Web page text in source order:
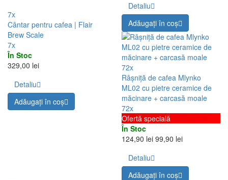
7x
Cântar pentru cafea | Flair
Brew Scale
7x
În Stoc
329,00 lei
Detaliu
Adăugați în coş
Detaliu
Adăugați în coş
72x
Râșniță de cafea Mlynko
ML02 cu pietre ceramice de
măcinare + carcasă moale
72x
Ofertă specială
În Stoc
124,90 lei 99,90 lei
Detaliu
Adăugați în coş